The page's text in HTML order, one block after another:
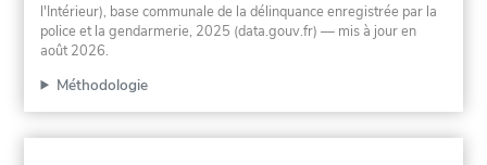
l'Intérieur), base communale de la délinquance enregistrée par la
police et la gendarmerie, 2025 (data.gouv.fr) — mis à jour en
août 2026.
Méthodologie